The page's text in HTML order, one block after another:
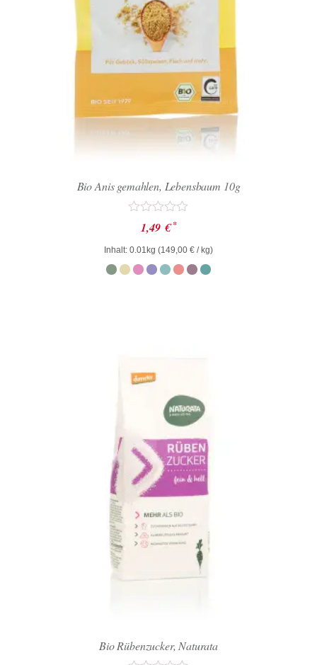
Bio Anis gemahlen, Lebensbaum 10g
Bewertet
mit
0
von
5
1,49 € *
Inhalt: 0.01kg (149,00 € / kg)
Bio Rübenzucker, Naturata